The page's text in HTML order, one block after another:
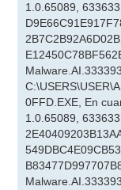
1.0.65089,
0FFD.EXE, En
1.0.65089,